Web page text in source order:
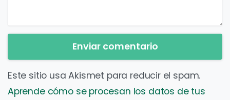
Este sitio usa Akismet para reducir el spam.
Aprende cómo se procesan los datos de tus